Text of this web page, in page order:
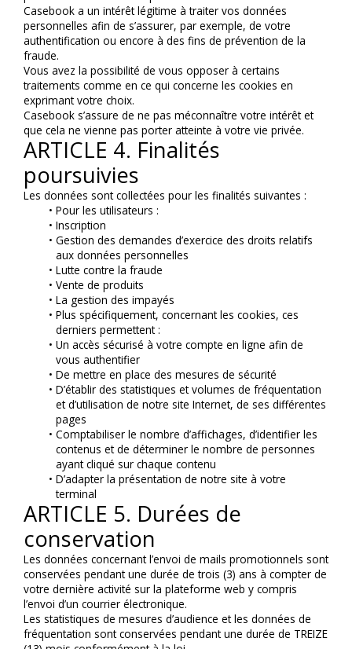
Casebook a un intérêt légitime à traiter vos données
personnelles afin de s’assurer, par exemple, de votre
authentification ou encore à des fins de prévention de la
fraude.
Vous avez la possibilité de vous opposer à certains
traitements comme en ce qui concerne les cookies en
exprimant votre choix.
Casebook s’assure de ne pas méconnaître votre intérêt et
que cela ne vienne pas porter atteinte à votre vie privée.
ARTICLE 4. Finalités
poursuivies
Les données sont collectées pour les finalités suivantes :
Pour les utilisateurs :
Inscription
Gestion des demandes d’exercice des droits relatifs
aux données personnelles
Lutte contre la fraude
Vente de produits
La gestion des impayés
Plus spécifiquement, concernant les cookies, ces
derniers permettent :
Un accès sécurisé à votre compte en ligne afin de
vous authentifier
De mettre en place des mesures de sécurité
D’établir des statistiques et volumes de fréquentation
et d’utilisation de notre site Internet, de ses différentes
pages
Comptabiliser le nombre d’affichages, d’identifier les
contenus et de déterminer le nombre de personnes
ayant cliqué sur chaque contenu
D’adapter la présentation de notre site à votre
terminal
ARTICLE 5. Durées de
conservation
Les données concernant l’envoi de mails promotionnels sont
conservées pendant une durée de trois (3) ans à compter de
votre dernière activité sur la plateforme web y compris
l’envoi d’un courrier électronique.
Les statistiques de mesures d’audience et les données de
fréquentation sont conservées pendant une durée de TREIZE